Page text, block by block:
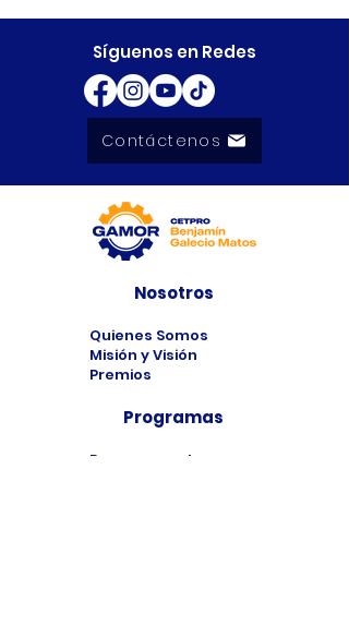
Síguenos en Redes
Contáctenos
Nosotros
Quienes Somos
Misión y Visión
Premios
Programas
Programas de